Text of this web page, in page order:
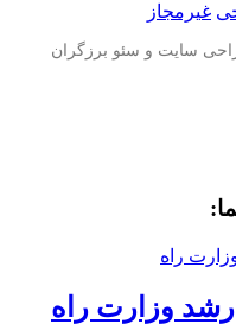
غیرمجاز
وزارت راه